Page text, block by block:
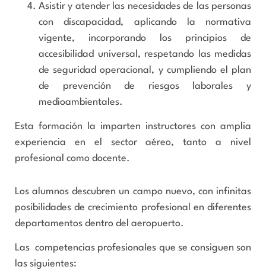
Asistir y atender las necesidades de las personas
con discapacidad, aplicando la normativa
vigente, incorporando los principios de
accesibilidad universal, respetando las medidas
de seguridad operacional, y cumpliendo el plan
de prevención de riesgos laborales y
medioambientales.
Esta formación la imparten instructores con amplia
experiencia en el sector aéreo, tanto a nivel
profesional como docente.
Los alumnos descubren un campo nuevo, con infinitas
posibilidades de crecimiento profesional en diferentes
departamentos dentro del aeropuerto.
Las competencias profesionales que se consiguen son
las siguientes: